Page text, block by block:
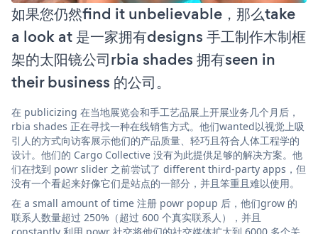
如果您仍然find it unbelievable，那么take
a look at 是一家拥有designs 手工制作木制框
架的太阳镜公司rbia shades 拥有seen in
their business 的公司。
在 publicizing 在当地展览会和手工艺品展上开展业务几个月后，
rbia shades 正在寻找一种在线销售方式。他们wanted以视觉上吸
引人的方式向访客展示他们的产品质量、轻巧且符合人体工程学的
设计。他们的 Cargo Collective 没有为此提供足够的解决方案。他
们在找到 powr slider 之前尝试了 different third-party apps，但
没有一个看起来好像它们是站点的一部分，并且笨重且难以使用。
在 a small amount of time 注册 powr popup 后，他们grow 的
联系人数量超过 250%（超过 600 个真实联系人），并且